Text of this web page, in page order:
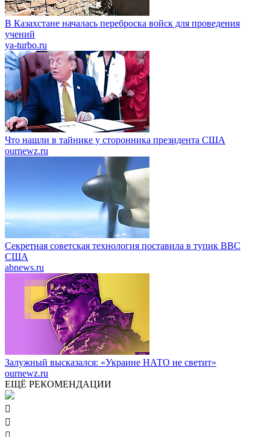
В Казахстане началась переброска войск для проведения
учений
ya-turbo.ru
Что нашли в тайнике у сторонника президента США
ournewz.ru
Секретная советская технология поставила в тупик ВВС
США
abnews.ru
Залужный высказался: «Украине НАТО не светит»
ournewz.ru
ЕЩЁ РЕКОМЕНДАЦИИ

